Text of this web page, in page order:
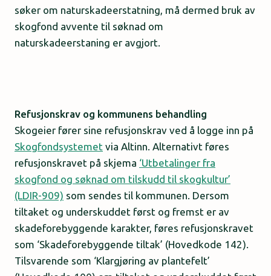
søker om naturskadeerstatning, må dermed bruk av
skogfond avvente til søknad om
naturskadeerstaning er avgjort.
Refusjonskrav og kommunens behandling
Skogeier fører sine refusjonskrav ved å logge inn på
Skogfondsystemet via Altinn. Alternativt føres
refusjonskravet på skjema ‘Utbetalinger fra
skogfond og søknad om tilskudd til skogkultur’
(LDIR-909) som sendes til kommunen. Dersom
tiltaket og underskuddet først og fremst er av
skadeforebyggende karakter, føres refusjonskravet
som ‘Skadeforebyggende tiltak’ (Hovedkode 142).
Tilsvarende som ‘Klargjøring av plantefelt’